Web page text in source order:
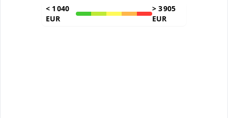
< 1 040
EUR
> 3 905
EUR